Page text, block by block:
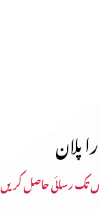
پلان
تک رسائی حاصل کریں